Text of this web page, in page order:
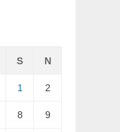
S N
1 2
8 9